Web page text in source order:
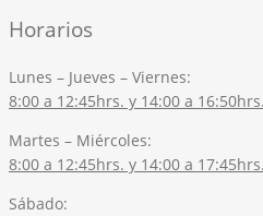
Horarios
Lunes – Jueves – Viernes:
8:00 a 12:45hrs. y 14:00 a 16:50hrs.
Martes – Miércoles:
8:00 a 12:45hrs. y 14:00 a 17:45hrs.
Sábado: